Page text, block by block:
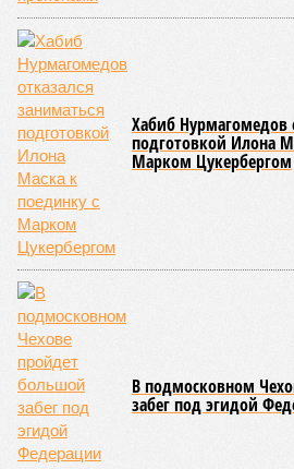
Напрашивается закономерный
декларируемая «Capital Group
проблемные объекты SSD»)
Лосиноостровской, почему она не
Люблино? И означает ли отсутствие
что в реальности подрядчик по
определён?
Митингии палаточные
2025–2026 годах, похоже, не
последние месяцы в личном
называть даже ориентировочные
расстроенные дольщики.
Казалось бы, формально
достраиванию объекта
Development – банкрот, часть его
несостоятельной ещё в 2024 году,
находится под следствием по ст.
проблемных объектов группы –
леса» и «В стремлении к свету»,
сайтах Capital Group, осенью 2024 г.
трёх объектов уже сданы или